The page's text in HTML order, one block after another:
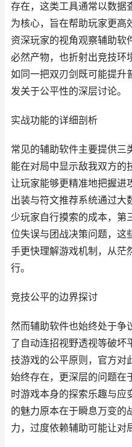
存在，这类工具通常以数据
为核心，旨在帮助玩家更高
资深玩家的视角观察辅助软
必然产物，也折射出竞技环
如同一把双刃剑既可能提升
发关于公平性的深层讨论。
实战功能的详细剖析
常见的辅助软件主要提供三
能在对局中显示敌我双方的
让玩家能够更精准地把握进
出装与符文推荐系统通过大
少玩家自行摸索的成本，第
位失误与团战决策问题，这
手更快理解游戏机制，从茫
行。
竞技公平的边界探讨
然而辅助软件也始终处于争
了自动连招视野透视等破坏
技游戏的公平原则，官方对
始终存在，更深层的问题在
时游戏本身的探索乐趣与应
的魅力原本在于瞬息万变的
力，过度依赖辅助可能让对